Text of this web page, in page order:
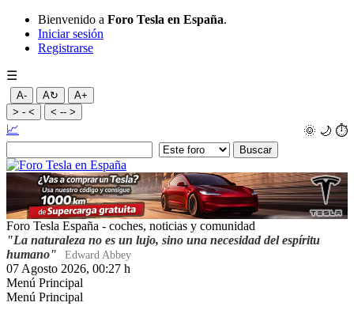
Bienvenido a Foro Tesla en España.
Iniciar sesión
Registrarse
☰
A- A↻
A+
> - <
< -- >
🌞 🌙 ⏱️
📈
Foro Tesla España - coches, noticias y comunidad
"La naturaleza no es un lujo, sino una necesidad del espíritu
humano"
Edward Abbey
07 Agosto 2026, 00:27 h
Menú Principal
Menú Principal